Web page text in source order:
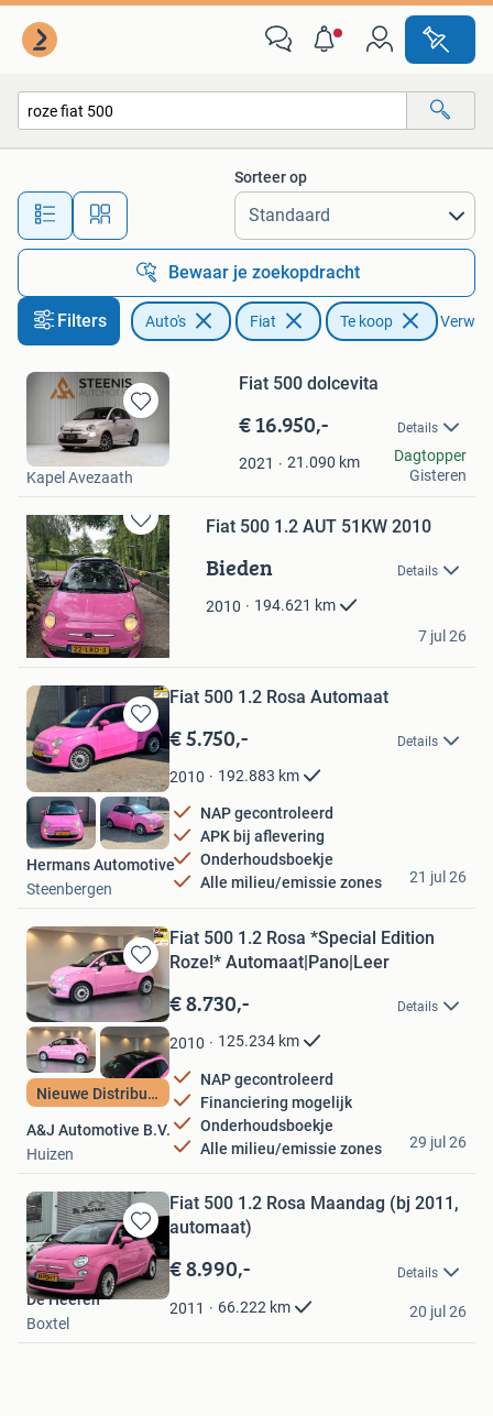
Alle afstanden…
Sorteer op
Bewaar je zoekopdracht
Filters Auto's Fiat Te koop
Bewaren
in
Favorieten
Fiat 500 dolcevita
€ 16.950,- Details
2021 21.090 km
Steenis Automotive
Kapel Avezaath
Dagtopper
Gisteren
Bewaren
in
Mijn
Favorieten
Fiat 500 1.2 AUT 51KW 2010
Bieden Details
2010 194.621 km
Van de burgt
Dordrecht
7 jul 26
Bewaren
in
Mijn
Favorieten
Fiat 500 1.2 Rosa Automaat
€ 5.750,- Details
2010 192.883 km
NAP gecontroleerd
APK bij aflevering
Onderhoudsboekje
Alle milieu/emissie zones
Hermans Automotive
Steenbergen
21 jul 26
Bewaren
in
Mijn
Favorieten
Nieuwe Distributie
Fiat 500 1.2 Rosa *Special Edition
Roze!* Automaat|Pano|Leer
€ 8.730,- Details
2010 125.234 km
NAP gecontroleerd
Financiering mogelijk
Onderhoudsboekje
Alle milieu/emissie zones
A&J Automotive B.V.
Huizen
29 jul 26
Bewaren
in
Mijn
Favorieten
Fiat 500 1.2 Rosa Maandag (bj 2011,
automaat)
€ 8.990,- Details
2011 66.222 km
De Heeren
Boxtel
20 jul 26